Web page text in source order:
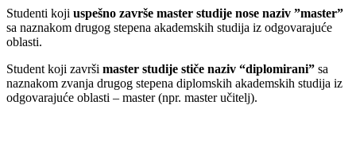
Studenti koji uspešno završe master studije nose naziv ”master”
sa naznakom drugog stepena akademskih studija iz odgovarajuće
oblasti.
Student koji završi master studije stiče naziv “diplomirani” sa
naznakom zvanja drugog stepena diplomskih akademskih studija iz
odgovarajuće oblasti – master (npr. master učitelj).